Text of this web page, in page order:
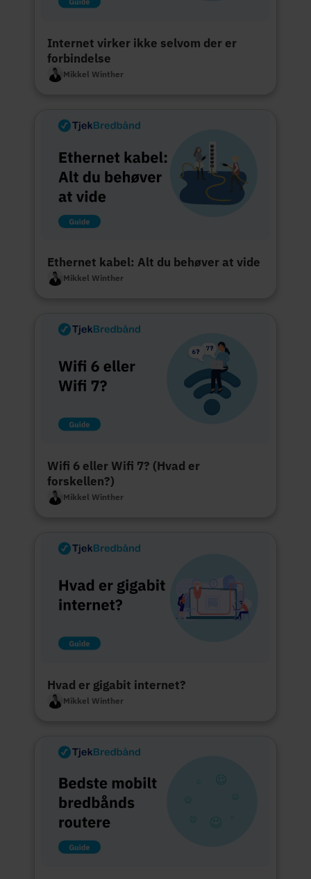
Internet virker ikke selvom der er
forbindelse
Mikkel Winther
Ethernet kabel: Alt du behøver at vide
Mikkel Winther
Wifi 6 eller Wifi 7? (Hvad er
forskellen?)
Mikkel Winther
Hvad er gigabit internet?
Mikkel Winther